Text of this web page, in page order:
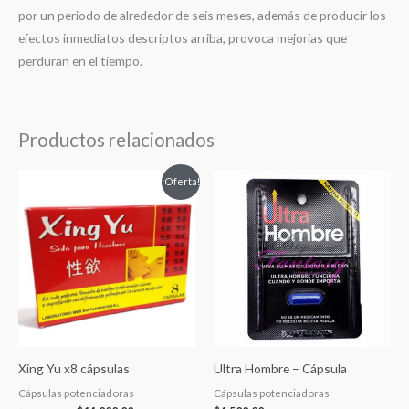
por un periodo de alrededor de seis meses, además de producir los
efectos inmediatos descriptos arriba, provoca mejorías que
perduran en el tiempo.
Productos relacionados
¡Oferta!
Xing Yu x8 cápsulas
Cápsulas potenciadoras
original
$16,000.00.
precio
actual
$14,000.00.
Ultra Hombre – Cápsula
Cápsulas potenciadoras